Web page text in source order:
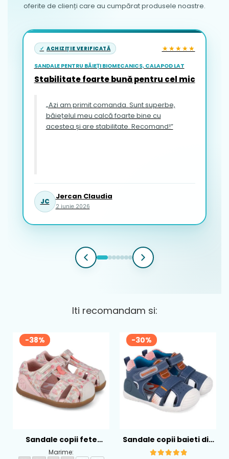
oferite de clienți care au cumpărat produsele noastre.
ACHIZIȚIE VERIFICATĂ ★★★★★
SANDALE PENTRU BĂIEȚI BIOMECANICS, CALAPOD LAT
Stabilitate foarte bună pentru cel mic
„Azi am primit comanda. Sunt superbe,
băiețelul meu calcă foarte bine cu
acestea și are stabilitate. Recomand!”
JC
Jercan Claudia
2 iunie 2026
Iti recomandam si:
-38%
Sandale copii fete
calapod lat din textil
Marime:
-30%
Sandale copii baieti din
piele Biomecanics,